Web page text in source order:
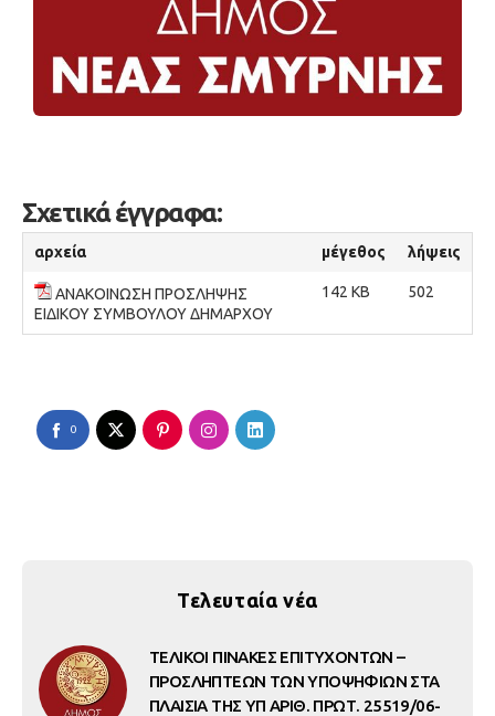
Σχετικά έγγραφα:
αρχεία μέγεθος λήψεις
ΑΝΑΚΟΙΝΩΣΗ ΠΡΟΣΛΗΨΗΣ
ΕΙΔΙΚΟΥ ΣΥΜΒΟΥΛΟΥ ΔΗΜΑΡΧΟΥ
142 KB 502
0
Τελευταία νέα
ΤΕΛΙΚΟΙ ΠΙΝΑΚΕΣ ΕΠΙΤΥΧΟΝΤΩΝ –
ΠΡΟΣΛΗΠΤΕΩΝ ΤΩΝ ΥΠΟΨΗΦΙΩΝ ΣΤΑ
ΠΛΑΙΣΙΑ ΤΗΣ ΥΠ ΑΡΙΘ. ΠΡΩΤ. 25519/06-